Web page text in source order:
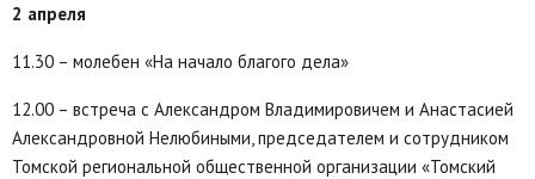
2 апреля
11.30 – молебен «На начало благого дела»
12.00 – встреча с Александром Владимировичем и Анастасией
Александровной Нелюбиными, председателем и сотрудником
Томской региональной общественной организации «Томский